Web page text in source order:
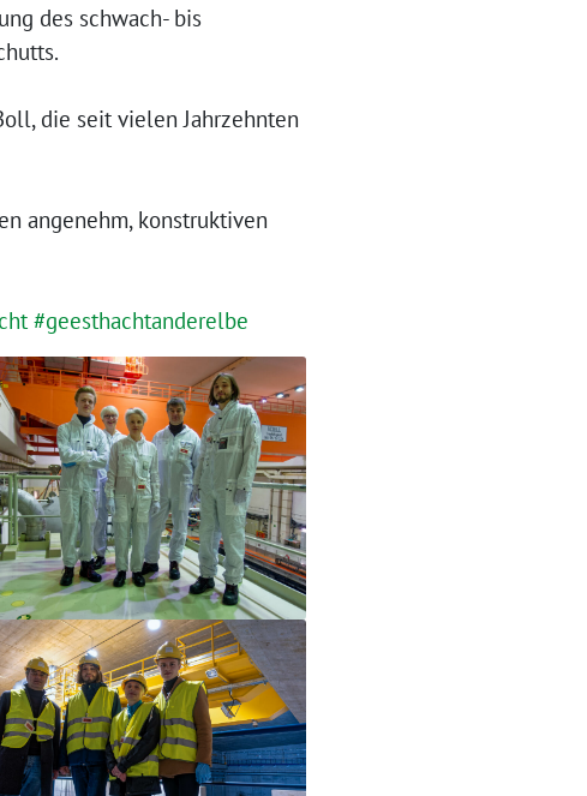
des schwach- bis
die seit vielen Jahrzehnten
angenehm, konstruktiven
#geesthachtanderelbe